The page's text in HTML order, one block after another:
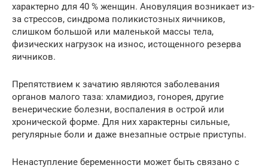
характерно для 40 % женщин. Ановуляция возникает из-
за стрессов, синдрома поликистозных яичников,
слишком большой или маленькой массы тела,
физических нагрузок на износ, истощенного резерва
яичников.
Препятствием к зачатию являются заболевания
органов малого таза: хламидиоз, гонорея, другие
венерические болезни, воспаления в острой или
хронической форме. Для них характерны сильные,
регулярные боли и даже внезапные острые приступы.
Ненаступление беременности может быть связано с